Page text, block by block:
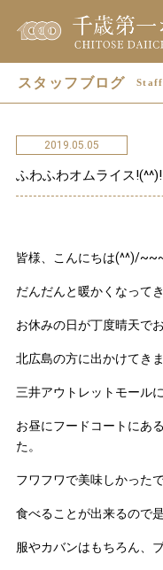
スタッフブログ
2019.05.05
ふわふわオムライス!(^^)!
皆様、こんにちは(^^)/
だんだんと暖かくなって
お休みの日が丁度晴天で
北広島の方に出かけてきま
三井アウトレットモール
お昼にフードコートにあ
た。
フワフワで美味しかった
食べることが出来るので
服やカバンはもちろん、